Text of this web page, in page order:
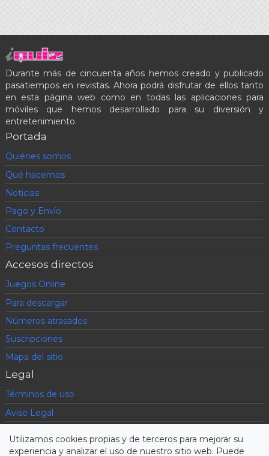
Durante más de cincuenta años hemos creado y publicado
pasatiempos en revistas. Ahora podrá disfrutar de ellos tanto
en esta página web como en todas las aplicaciones para
móviles que hemos desarrollado para su diversión y
entretenimiento.
Portada
Quiénes somos
Qué hacemos
Noticias
Pago y Envío
Contacto
Preguntas frecuentes
Accesos directos
Juegos Online
Para descargar
Números atrasados
Suscripciones
Mapa del sitio
Legal
Términos de uso
Aviso Legal
Condiciones contratación
Utilizamos cookies propias y de terceros para mejorar su
experiencia y analizar el uso de nuestro sitio web. Puede